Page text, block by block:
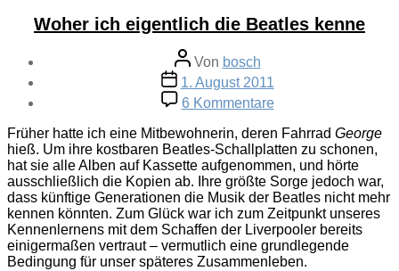
Woher ich eigentlich die Beatles kenne
Beitragsautor
Von bosch
Veröffentlichungsdatum
1. August 2011
6 Kommentarezu
Woher
ich
eigentlich
die
Beatles
kenne
Früher hatte ich eine Mitbewohnerin, deren Fahrrad George
hieß. Um ihre kostbaren Beatles-Schallplatten zu schonen,
hat sie alle Alben auf Kassette aufgenommen, und hörte
ausschließlich die Kopien ab. Ihre größte Sorge jedoch war,
dass künftige Generationen die Musik der Beatles nicht mehr
kennen könnten. Zum Glück war ich zum Zeitpunkt unseres
Kennenlernens mit dem Schaffen der Liverpooler bereits
einigermaßen vertraut – vermutlich eine grundlegende
Bedingung für unser späteres Zusammenleben.